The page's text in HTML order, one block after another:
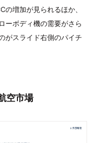
の増加が見られるほか、
ーボディ機の需要がさら
がスライド右側のパイチ
空市場